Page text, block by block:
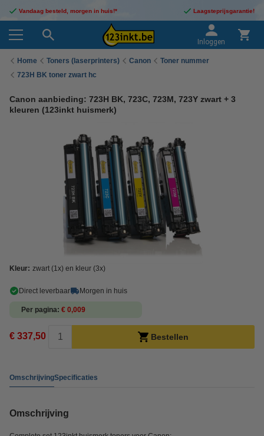
Vandaag besteld, morgen in huis!* Laagsteprijsgarantie!
Inloggen
Home Toners (laserprinters) Canon
Toner nummer
723H BK toner zwart hc
Canon aanbieding: 723H BK, 723C, 723M, 723Y zwart + 3
kleuren (123inkt huismerk)
Kleur: zwart (1x) en kleur (3x)
Direct leverbaar Morgen in huis
Per pagina € 0,009
€ 337,50 Bestellen
OmschrijvingSpecificaties
Omschrijving